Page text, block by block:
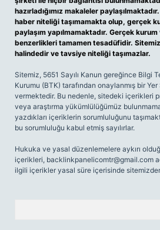
hazırladığımız makaleler
haber niteliği taşımamakta olup, gerçek
paylaşım yapılmamaktadır. Gerçek
benzerlikleri tamamen tesadüfidir.
halindedir ve tavsiye niteliği taşımazlar.
Sitemiz, 5651 Sayılı Kanun gereğince Bilgi
Kurumu (BTK) tarafından onaylanmış bir
vermektedir. Bu nedenle, sitedeki içerikleri
veya araştırma yükümlülüğümüz
yazdıkları içeriklerin sorumluluğunu
bu sorumluluğu kabul etmiş sayılırlar.
Hukuka ve yasal düzenlemelere aykırı
içerikleri, backlinkpanelicomtr@gmail.com
ilgili içerikler yasal süre içerisinde sitemizden